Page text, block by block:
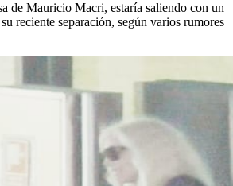
de Mauricio Macri, estaría saliendo con un
reciente separación, según varios rumores